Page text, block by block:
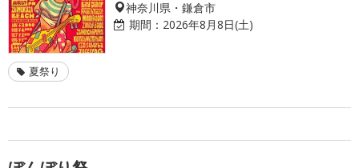
神奈川県・鎌倉市
期間： 2026年8月8日(土)
夏祭り